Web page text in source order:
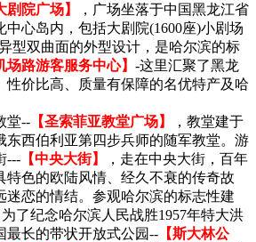
剧院广场】
，广场坐落于中国黑龙江省
中心岛内，包括大剧院(1600座)小剧场
型双曲面的外型设计，是哈尔滨的标
场路游客服务中心】 -这里汇聚了黑龙
性价比高、质量有保障的名优特产及哈
堂-- 【圣索菲亚教堂广场】
，教堂建于
东西伯利亚第四步兵师的随军教堂。游
--- 【中央大街】
，走在中央大街，百年
特色的欧陆风情、经久不衰的传奇故
迷恋的情结。参观哈尔滨的标志性建
了纪念哈尔滨人民战胜1957年特大洪
最长的带状开放式公园-- 【斯大林公